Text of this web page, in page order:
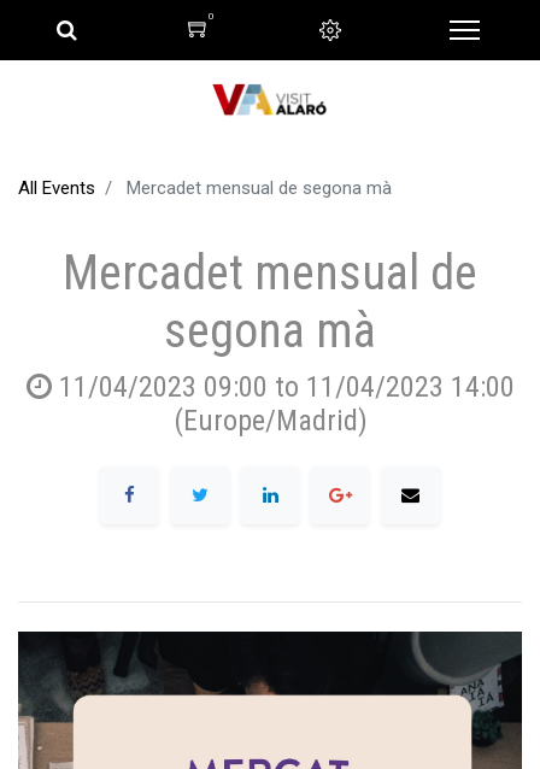
0
All Events Mercadet mensual de segona mà
Mercadet mensual de
segona mà
11/04/2023 09:00 to 11/04/2023 14:00
(Europe/Madrid)